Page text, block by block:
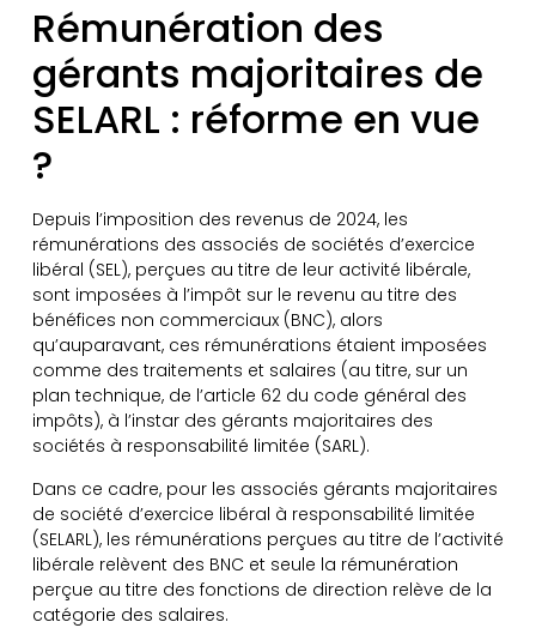
Rémunération des
gérants majoritaires de
SELARL : réforme en vue
?
Depuis l’imposition des revenus de 2024, les
rémunérations des associés de sociétés d’exercice
libéral (SEL), perçues au titre de leur activité libérale,
sont imposées à l’impôt sur le revenu au titre des
bénéfices non commerciaux (BNC), alors
qu’auparavant, ces rémunérations étaient imposées
comme des traitements et salaires (au titre, sur un
plan technique, de l’article 62 du code général des
impôts), à l’instar des gérants majoritaires des
sociétés à responsabilité limitée (SARL).
Dans ce cadre, pour les associés gérants majoritaires
de société d’exercice libéral à responsabilité limitée
(SELARL), les rémunérations perçues au titre de l’activité
libérale relèvent des BNC et seule la rémunération
perçue au titre des fonctions de direction relève de la
catégorie des salaires.